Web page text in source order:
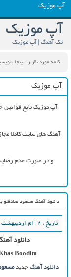
آپ موزیک
آپ موزیک
تک آهنگ | آپ موزیک
آپ موزیک
آپ موزیک تابع قوانین
آهنگ های سایت کاملا
و در صورت عدم
دانلود آهنگ مسعود صادقلو
تاریخ : ۱۲ام اردیبهشت ۱۳۹۸
دانلود
Boodim
دانلود آهنگ جدید